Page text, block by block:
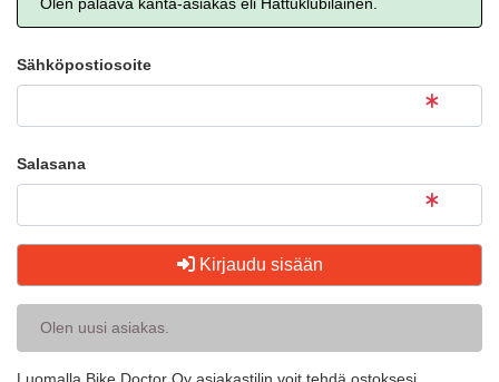
Olen palaava kanta-asiakas eli Hattuklubilainen.
Sähköpostiosoite
Salasana
Kirjaudu sisään
Olen uusi asiakas.